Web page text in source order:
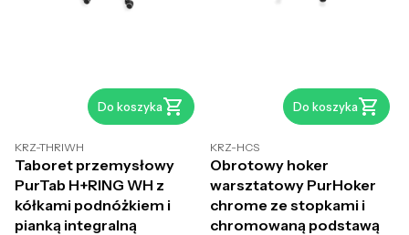
Do koszyka
KRZ-THRIWH
Taboret przemysłowy
PurTab H+RING WH z
kółkami podnóżkiem i
pianką integralną
Do koszyka
KRZ-HCS
Obrotowy hoker
warsztatowy PurHoker
chrome ze stopkami i
chromowaną podstawą